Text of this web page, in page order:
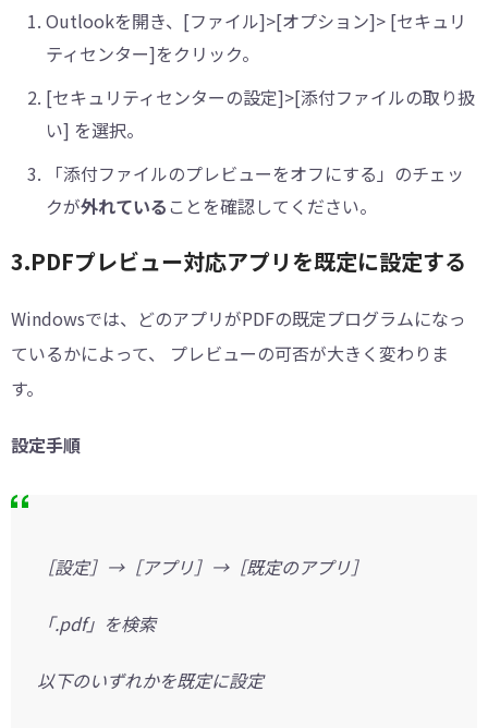
Outlookを開き、[ファイル]>[オプション]> [セキュリ
ティセンター]をクリック。
[セキュリティセンターの設定]>[添付ファイルの取り扱
い] を選択。
「添付ファイルのプレビューをオフにする」のチェッ
クが外れている ことを確認してください。
3.PDFプレビュー対応アプリを既定に設定する
Windowsでは、どのアプリがPDFの既定プログラムになっ
ているかによって、 プレビューの可否が大きく変わりま
す。
設定手順
［設定］→［アプリ］→［既定のアプリ］
「.pdf」を検索
以下のいずれかを既定に設定